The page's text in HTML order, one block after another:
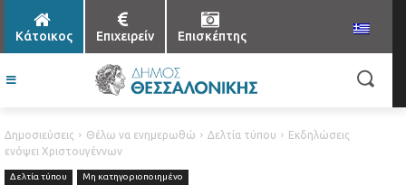
Κάτοικος Επιχειρείν Επισκέπτης
Δημοσιεύσεις Θέλω να ενημερωθώ Δελτία τύπου
Εκδηλώσεις
ενόψει Χριστουγέννων
Δελτία τύπου Μη κατηγοριοποιημένο